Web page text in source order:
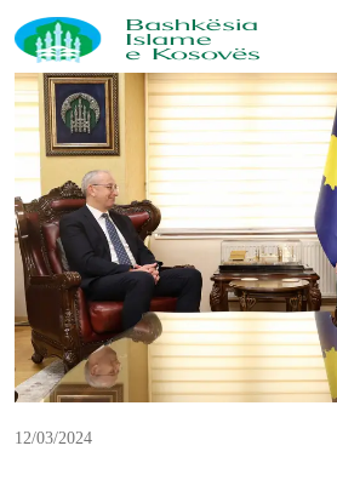
12/03/2024